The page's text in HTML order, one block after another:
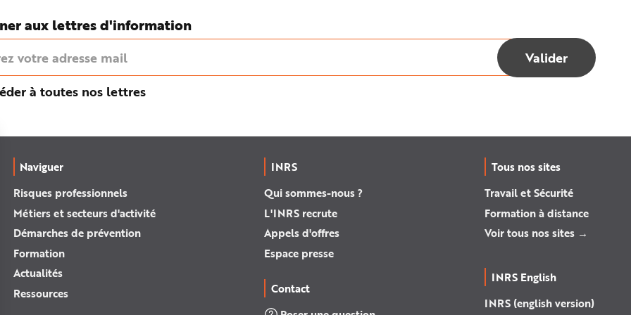
aux lettres d'information
à toutes nos lettres
Naviguer
Risques professionnels
Métiers et secteurs d'activité
Démarches de prévention
Formation
Actualités
Ressources
INRS
Qui sommes-nous ?
L'INRS recrute
Appels d'offres
Espace presse
Contact
Tous nos sites
Travail et Sécurité
Formation à distance
Voir tous nos sites →
INRS English
INRS (english version)